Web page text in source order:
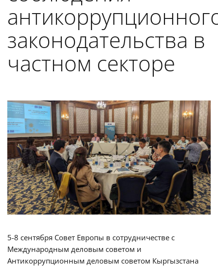
законодательства в
частном секторе
5-8 сентября Совет Европы в сотрудничестве с
Международным деловым советом и
Антикоррупционным деловым советом Кыргызстана